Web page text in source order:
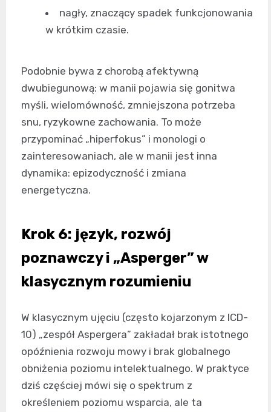
nagły, znaczący spadek funkcjonowania
w krótkim czasie.
Podobnie bywa z chorobą afektywną
dwubiegunową: w manii pojawia się gonitwa
myśli, wielomówność, zmniejszona potrzeba
snu, ryzykowne zachowania. To może
przypominać „hiperfokus” i monologi o
zainteresowaniach, ale w manii jest inna
dynamika: epizodyczność i zmiana
energetyczna.
Krok 6: język, rozwój
poznawczy i „Asperger” w
klasycznym rozumieniu
W klasycznym ujęciu (często kojarzonym z ICD-
10) „zespół Aspergera” zakładał brak istotnego
opóźnienia rozwoju mowy i brak globalnego
obniżenia poziomu intelektualnego. W praktyce
dziś częściej mówi się o spektrum z
określeniem poziomu wsparcia, ale ta